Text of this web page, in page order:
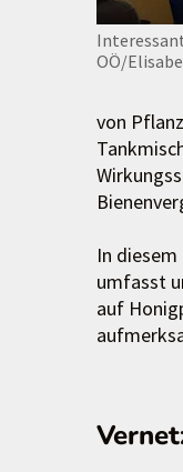
OÖ/
von
In
umfasst
auf